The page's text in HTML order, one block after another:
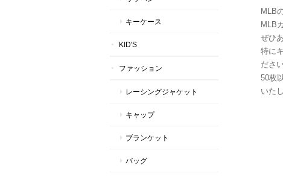
MLB
MLB
ぜひ
特に
ださい
50枚
いた
キーケース
KID'S
ファッション
レーシングジャケット
キャップ
ブランケット
バッグ